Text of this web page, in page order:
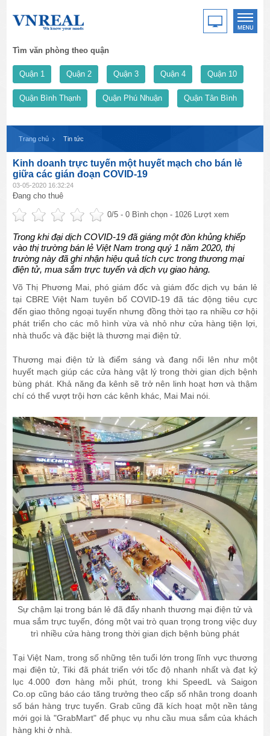
Tìm văn phòng theo quận
Quận 1 Quận 2 Quận 3 Quận 4 Quận 10
Quận Bình Thạnh Quận Phú Nhuận Quận Tân Bình
Trang chủ Tin tức
Kinh doanh trực tuyến một huyết mạch cho bán lẻ
giữa các gián đoạn COVID-19
03-05-2020 16:32:24
Đang cho thuê
0/5 -0 Bình chọn - 1026 Lượt xem
Trong khi đại dịch COVID-19 đã giáng một đòn khủng khiếp
vào thị trường bán lẻ Việt Nam trong quý 1 năm 2020, thị
trường này đã ghi nhận hiệu quả tích cực trong thương mại
điện tử, mua sắm trực tuyến và dịch vụ giao hàng.
Võ Thị Phương Mai, phó giám đốc và giám đốc dịch vụ bán lẻ
tại CBRE Việt Nam tuyên bố COVID-19 đã tác động tiêu cực
đến giao thông ngoại tuyến nhưng đồng thời tạo ra nhiều cơ hội
phát triển cho các mô hình vừa và nhỏ như cửa hàng tiện lợi,
nhà thuốc và đặc biệt là thương mại điện tử.
Thương mại điện tử là điểm sáng và đang nổi lên như một
huyết mạch giúp các cửa hàng vật lý trong thời gian dịch bệnh
bùng phát. Khả năng đa kênh sẽ trở nên linh hoạt hơn và thậm
chí có thể vượt trội hơn các kênh khác, Mai Mai nói.
Sự chậm lại trong bán lẻ đã đẩy nhanh thương mại điện tử và
mua sắm trực tuyến, đóng một vai trò quan trọng trong việc duy
trì nhiều cửa hàng trong thời gian dịch bệnh bùng phát
Tại Việt Nam, trong số những tên tuổi lớn trong lĩnh vực thương
mại điện tử, Tiki đã phát triển với tốc độ nhanh nhất và đạt kỷ
lục 4.000 đơn hàng mỗi phút, trong khi SpeedL và Saigon
Co.op cũng báo cáo tăng trưởng theo cấp số nhân trong doanh
số bán hàng trực tuyến. Grab cũng đã kích hoạt một nền tảng
mới gọi là "GrabMart" để phục vụ nhu cầu mua sắm của khách
hàng khi ở nhà.